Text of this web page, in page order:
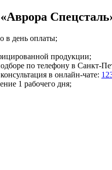
в день оплаты;
продукции;
по телефону в Санкт-
в онлайн-чате:
1 рабочего дня;